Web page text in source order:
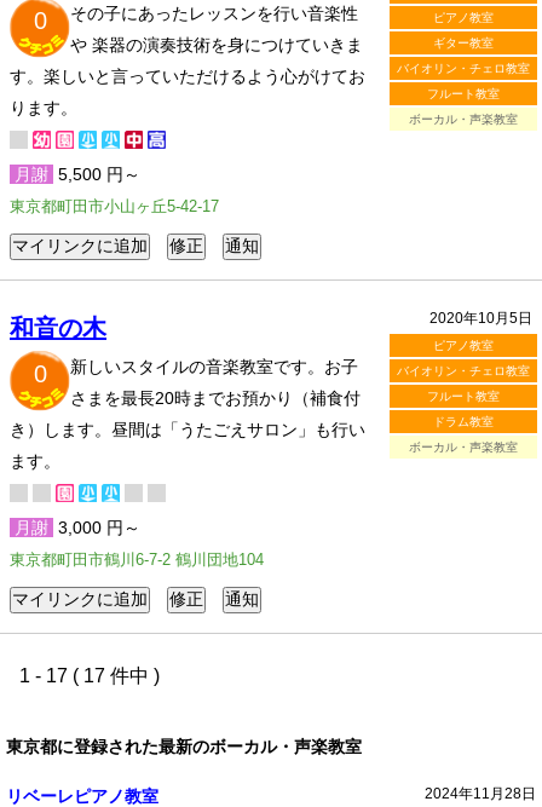
ピアノ教室
ギター教室
バイオリン・チェロ教室
フルート教室
ボーカル・声楽教室
0
その子にあったレッスンを行い音楽性
や 楽器の演奏技術を身につけていきま
す。楽しいと言っていただけるよう心がけてお
ります。
月謝 5,500 円～
東京都町田市小山ヶ丘5-42-17
2020年10月5日
ピアノ教室
バイオリン・チェロ教室
フルート教室
ドラム教室
ボーカル・声楽教室
和音の木
0
新しいスタイルの音楽教室です。お子
さまを最長20時までお預かり（補食付
き）します。昼間は「うたごえサロン」も行い
ます。
月謝 3,000 円～
東京都町田市鶴川6-7-2 鶴川団地104
1 - 17 ( 17 件中 )
東京都に登録された最新のボーカル・声楽教室
2024年11月28日
リベーレピアノ教室